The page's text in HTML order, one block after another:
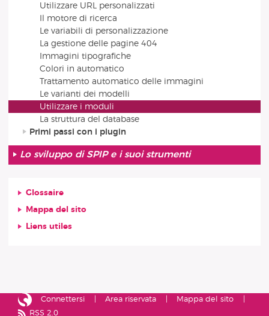
Utilizzare URL personalizzati
Il motore di ricerca
Le variabili di personalizzazione
La gestione delle pagine 404
Immagini tipografiche
Colori in automatico
Trattamento automatico delle immagini
Le varianti dei modelli
Utilizzare i moduli
La struttura del database
Primi passi con i plugin
Lo sviluppo di SPIP e i suoi strumenti
Glossaire
Mappa del sito
Liens utiles
Connettersi Area riservata
Mappa del sito
RSS 2.0